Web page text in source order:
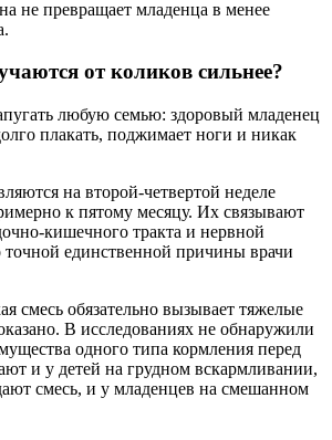
не превращает младенца в менее
от коликов сильнее?
любую семью: здоровый младенец
плакать, поджимает ноги и никак
на второй-четвертой неделе
к пятому месяцу. Их связывают
кишечного тракта и нервной
точной единственной причины врачи
смесь обязательно вызывает тяжелые
В исследованиях не обнаружили
одного типа кормления перед
и у детей на грудном вскармливании,
смесь, и у младенцев на смешанном